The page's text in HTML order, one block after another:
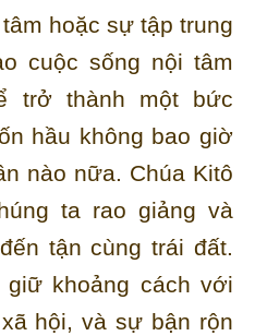
hoặc sự tập trung
cuộc sống nội tâm
trở thành một bức
hầu không bao giờ
nào nữa. Chúa Kitô
ta rao giảng và
tận cùng trái đất.
khoảng cách với
hội, và sự bận rộn